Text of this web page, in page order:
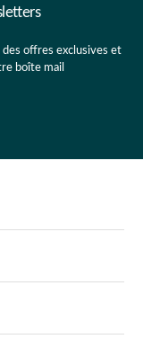
des offres exclusives et
boîte mail